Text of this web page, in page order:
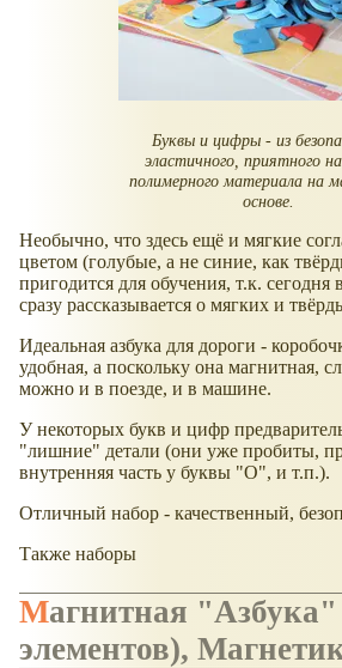
Буквы и цифры - из
эластичного, приятного
полимерного материала на
основе.
Необычно, что здесь ещё и мягкие
цветом (голубые, а не синие, как
пригодится для обучения, т.к. сегодня
сразу рассказывается о мягких и
Идеальная азбука для дороги -
удобная, а поскольку она магнитная,
можно и в поезде, и в машине.
У некоторых букв и цифр
"лишние" детали (они уже пробиты,
внутренняя часть у буквы "О", и т.п.).
Отличный набор - качественный,
Также наборы
Магнитная "Азбука" (106
элементов),